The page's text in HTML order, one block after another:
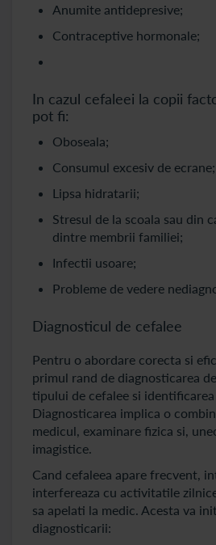
Anumite antidepresive;
Contraceptive hormonale;
In cazul cefaleei la copii
pot fi:
Oboseala;
Consumul excesiv de ecrane;
Lipsa hidratarii;
Stresul de la scoala sau din
dintre membrii familiei;
Infectii usoare;
Probleme de vedere
Diagnosticul de cefalee
Pentru o abordare corecta si
primul rand de diagnosticarea
tipului de cefalee si
Diagnosticarea implica o
medicul, examinare fizica si,
imagistice.
Cand cefaleea apare frecvent,
interfereaza cu activitatile
sa apelati la medic. Acesta va
diagnosticarii: